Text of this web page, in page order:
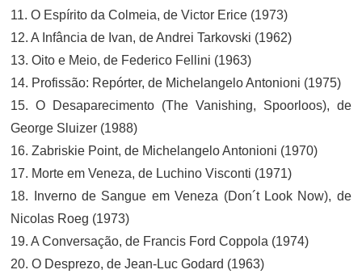
11. O Espírito da Colmeia, de Victor Erice (1973)
12. A Infância de Ivan, de Andrei Tarkovski (1962)
13. Oito e Meio, de Federico Fellini (1963)
14. Profissão: Repórter, de Michelangelo Antonioni (1975)
15. O Desaparecimento (The Vanishing, Spoorloos), de
George Sluizer (1988)
16. Zabriskie Point, de Michelangelo Antonioni (1970)
17. Morte em Veneza, de Luchino Visconti (1971)
18. Inverno de Sangue em Veneza (Don´t Look Now), de
Nicolas Roeg (1973)
19. A Conversação, de Francis Ford Coppola (1974)
20. O Desprezo, de Jean-Luc Godard (1963)